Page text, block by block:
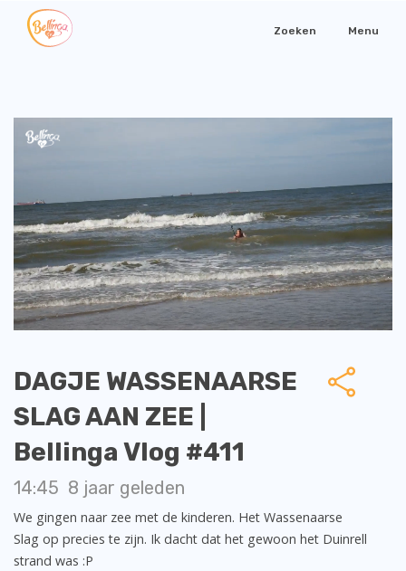
Zoeken Menu
DAGJE WASSENAARSE
SLAG AAN ZEE |
Bellinga Vlog #411
14:45 8 jaar geleden
We gingen naar zee met de kinderen. Het Wassenaarse
Slag op precies te zijn. Ik dacht dat het gewoon het Duinrell
strand was :P